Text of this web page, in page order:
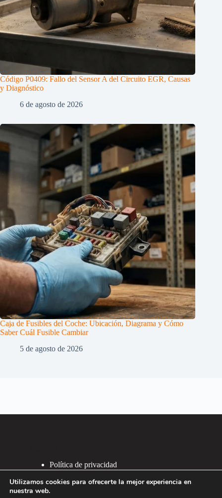
Código P0409: Fallo del Sensor A del Circuito EGR, Causas
y Diagnóstico
6 de agosto de 2026
Caja de Fusibles del Coche: Ubicación, Diagrama y Cómo
Saber Cuál Fusible Cambiar
5 de agosto de 2026
Política de privacidad
2007 - 2026 ®
Recafacil S.L.
Utilizamos cookies para ofrecerte la mejor experiencia en
nuestra web.